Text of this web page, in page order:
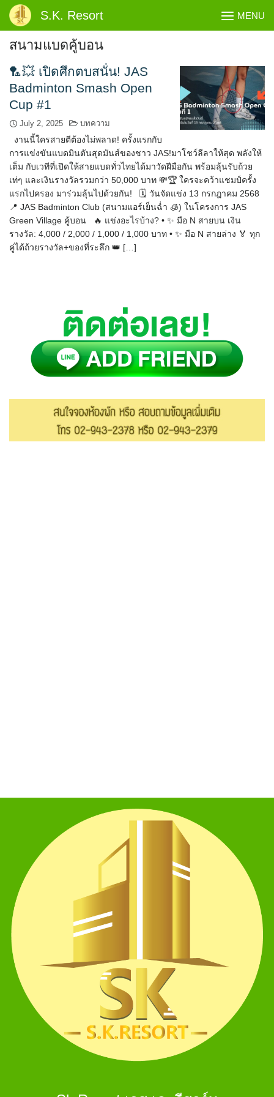
Skip
S.K. Resort MENU
สนามแบดคู้บอน
🏸💥 เปิดศึกตบสนั่น! JAS
Badminton Smash Open
Cup #1
July 2, 2025 บทความ
งานนี้ใครสายตีต้องไม่พลาด! ครั้งแรกกับ
การแข่งขันแบดมินตันสุดมันส์ของชาว JAS!มาโชว์ลีลาให้สุด พลังให้
เต็ม กับเวทีที่เปิดให้สายแบดทั่วไทยได้มาวัดฝีมือกัน พร้อมลุ้นรับถ้วย
เท่ๆ และเงินรางวัลรวมกว่า 50,000 บาท 💸🏆 ใครจะคว้าแชมป์ครั้ง
แรกไปครอง มาร่วมลุ้นไปด้วยกัน! 🗓 วันจัดแข่ง 13 กรกฎาคม 2568
📍 JAS Badminton Club (สนามแอร์เย็นฉ่ำ 🧊) ในโครงการ JAS
Green Village คู้บอน 🔥 แข่งอะไรบ้าง? • ✨ มือ N สายบน เงิน
รางวัล: 4,000 / 2,000 / 1,000 / 1,000 บาท • ✨ มือ N สายล่าง 🏅 ทุก
คู่ได้ถ้วยรางวัล+ของที่ระลึก 👑 […]